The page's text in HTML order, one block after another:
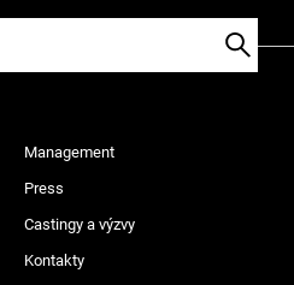
Management
Press
Castingy a výzvy
Kontakty